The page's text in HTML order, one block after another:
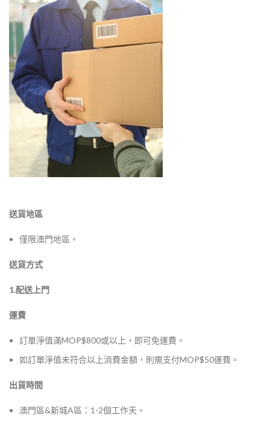
送貨地區
僅限澳門地區。
送貨方式
1.配送上門
運費
訂單淨值滿MOP$800或以上，即可免運費。
如訂單淨值未符合以上消費金額，則需支付MOP$50運費。
出貨時間
澳門區&新城A區：1-2個工作天。